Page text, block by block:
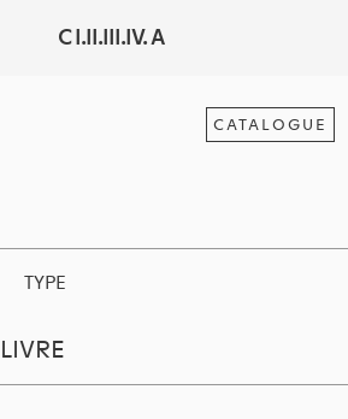
C I.II.III.IV. A
CATALOGUE
TYPE
LIVRE